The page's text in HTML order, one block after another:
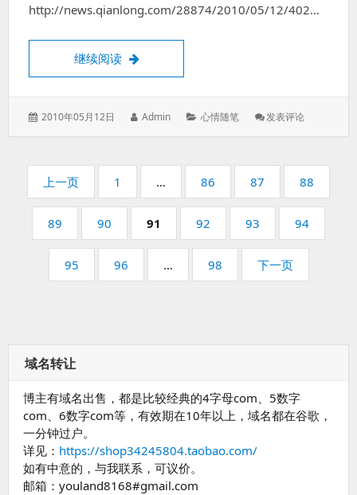
了
http://news.qianlong.com/28874/2010/05/12/402…
继续阅读 悲剧，不要再上演了
发
2010年05月12日
作
Admin
分
心情随笔 发表评论: 悲
再
演
了
上一页
页
码：
1 …
页
码：
86
页
码：
87
页
码：
88
页
码：
89
页
码：
90
页
码：
91
页
码：
92
页
码：
93
页
码：
94
页
码：
95
页
码：
96 …
页
码：
98 下一页
域名转让
博主有域名出售，都是比较经典的4字母com、5数字
com、6数字com等，有效期在10年以上，域名都在谷歌，
一分钟过户。
详见： https://shop34245804.taobao.com/
如有中意的，与我联系，可议价。
邮箱：youland8168#gmail.com